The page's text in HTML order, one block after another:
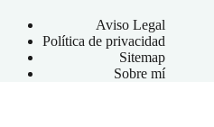
Aviso Legal
Política de privacidad
Sitemap
Sobre mí